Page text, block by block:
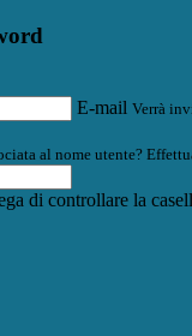
E-mail Verrà
al nome utente?
di controllare la